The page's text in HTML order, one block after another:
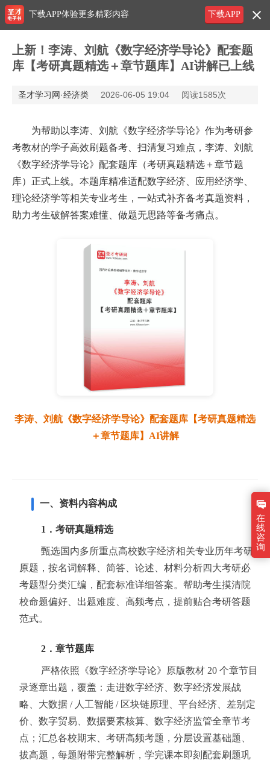
上新！李涛、刘航《数字经济学导论》配套题
库【考研真题精选＋章节题库】AI讲解已上线
圣才学习网·经济类 2026-06-05 19:04 阅读1585次
为帮助以李涛、刘航《数字经济学导论》作为考研参
考教材的学子高效刷题备考、扫清复习难点，李涛、刘航
《数字经济学导论》配套题库（考研真题精选＋章节题
库）正式上线。本题库精准适配数字经济、应用经济学、
理论经济学等相关专业考生，一站式补齐备考真题资料，
助力考生破解答案难懂、做题无思路等备考痛点。
李涛、刘航《数字经济学导论》配套题库【考研真题精选
＋章节题库】AI讲解
一、资料内容构成
1．考研真题精选
甄选国内多所重点高校数字经济相关专业历年考研
原题，按名词解释、简答、论述、材料分析四大考研必
考题型分类汇编，配套标准详细答案。帮助考生摸清院
校命题偏好、出题难度、高频考点，提前贴合考研答题
范式。
2．章节题库
严格依照《数字经济学导论》原版教材 20 个章节目
录逐章出题，覆盖：走进数字经济、数字经济发展战
略、大数据 / 人工智能 / 区块链原理、平台经济、差别定
价、数字贸易、数据要素核算、数字经济监管全章节考
点；汇总各校期末、考研高频考题，分层设置基础题、
拔高题，每题附带完整解析，学完课本即刻配套刷题巩
下载APP
下载APP体验更多精彩内容
在
线
咨
询